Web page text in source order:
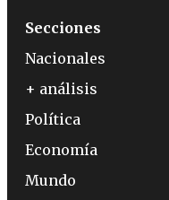
Secciones
Nacionales
+ análisis
Política
Economía
Mundo